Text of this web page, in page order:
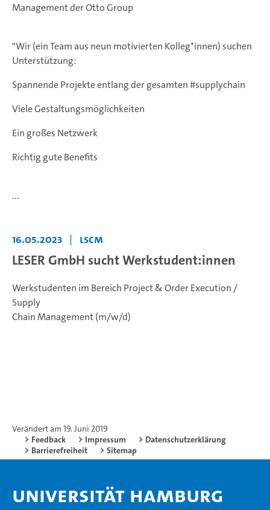
Management der Otto Group
"Wir (ein Team aus neun motivierten Kolleg*innen) suchen
Unterstützung:
Spannende Projekte entlang der gesamten #supplychain
Viele Gestaltungsmöglichkeiten
Ein großes Netzwerk
Richtig gute Benefits
...
16.05.2023 | LSCM
LESER GmbH sucht Werkstudent:innen
Werkstudenten im Bereich Project & Order Execution /
Supply
Chain Management (m/w/d)
Verändert am 19. Juni 2019
Feedback
Impressum
Datenschutzerklärung
Barrierefreiheit
Sitemap
Universität Hamburg